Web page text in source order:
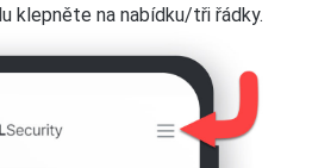
klepněte na nabídku/tři řádky.